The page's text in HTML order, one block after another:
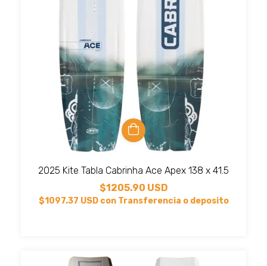
2025 Kite Tabla Cabrinha Ace Apex 138 x 41.5
$1205.90 USD
$1097.37 USD con Transferencia o deposito